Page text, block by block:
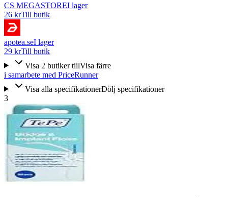
CS MEGASTOREI lager
26 krTill butik
apotea.seI lager
29 krTill butik
Visa 2 butiker tillVisa färre
i samarbete med PriceRunner
Visa alla specifikationerDölj specifikationer
3